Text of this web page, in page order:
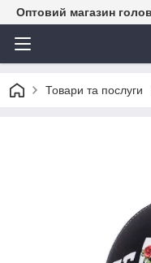
Оптовий магазин
Товари та послуги